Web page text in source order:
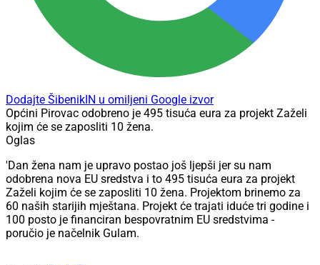
Dodajte ŠibenikIN u omiljeni Google izvor
Općini Pirovac odobreno je 495 tisuća eura za projekt Zaželi
kojim će se zaposliti 10 žena.
Oglas
'Dan žena nam je upravo postao još ljepši jer su nam
odobrena nova EU sredstva i to 495 tisuća eura za projekt
Zaželi kojim će se zaposliti 10 žena. Projektom brinemo za
60 naših starijih mještana. Projekt će trajati iduće tri godine i
100 posto je financiran bespovratnim EU sredstvima -
poručio je načelnik Gulam.